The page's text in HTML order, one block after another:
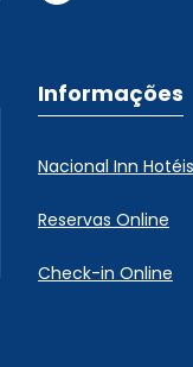
Informações
Nacional Inn Hotéis
Reservas Online
Check-in Online